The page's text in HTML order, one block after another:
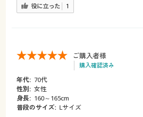
役に立った 1
ご購入者様
購入確認済み
年代: 70代
性別: 女性
身長: 160～165cm
普段のサイズ: Lサイズ